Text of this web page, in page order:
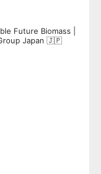
Future Biomass |
Japan 🇯🇵